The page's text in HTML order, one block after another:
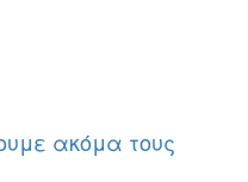
ακόμα τους